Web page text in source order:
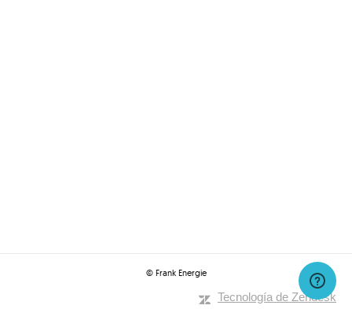
© Frank Energie
Tecnología de Zendesk